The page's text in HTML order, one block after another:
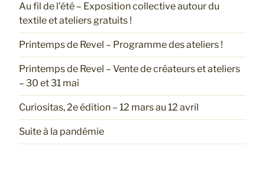
Au fil de l’été – Exposition collective autour du
textile et ateliers gratuits !
Printemps de Revel – Programme des ateliers !
Printemps de Revel – Vente de créateurs et ateliers
– 30 et 31 mai
Curiositas, 2e édition – 12 mars au 12 avril
Suite à la pandémie